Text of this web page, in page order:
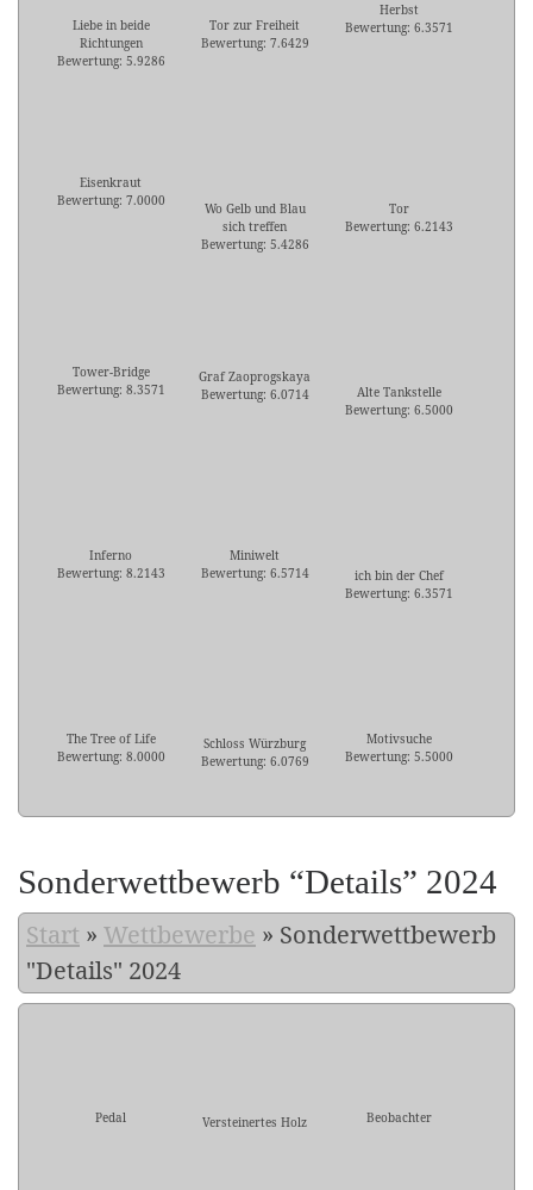
Liebe in beide
Richtungen
Bewertung: 5.9286
Tor zur Freiheit
Bewertung: 7.6429
Herbst
Bewertung: 6.3571
Eisenkraut
Bewertung: 7.0000
Wo Gelb und Blau
sich treffen
Bewertung: 5.4286
Tor
Bewertung: 6.2143
Tower-Bridge
Bewertung: 8.3571
Graf Zaoprogskaya
Bewertung: 6.0714
Alte Tankstelle
Bewertung: 6.5000
Inferno
Bewertung: 8.2143
Miniwelt
Bewertung: 6.5714
ich bin der Chef
Bewertung: 6.3571
The Tree of Life
Bewertung: 8.0000
Schloss Würzburg
Bewertung: 6.0769
Motivsuche
Bewertung: 5.5000
Sonderwettbewerb “Details” 2024
Start » Wettbewerbe » Sonderwettbewerb
"Details" 2024
Pedal Versteinertes Holz Beobachter